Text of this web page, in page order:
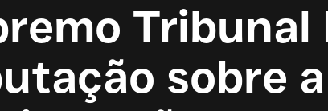
Tribunal
sobre